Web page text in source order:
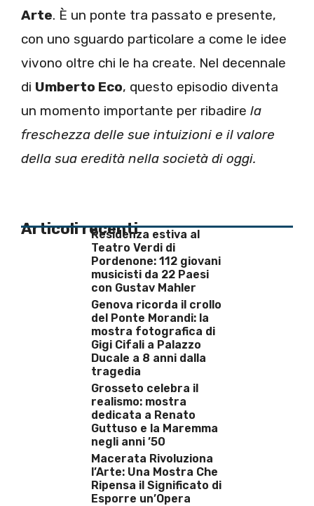
Arte. È un ponte tra passato e presente,
con uno sguardo particolare a come le idee
vivono oltre chi le ha create. Nel decennale
di Umberto Eco, questo episodio diventa
un momento importante per ribadire la
freschezza delle sue intuizioni e il valore
della sua eredità nella società di oggi.
Articoli recentiResidenza estiva al
Teatro Verdi di
Pordenone: 112 giovani
musicisti da 22 Paesi
con Gustav Mahler
Genova ricorda il crollo
del Ponte Morandi: la
mostra fotografica di
Gigi Cifali a Palazzo
Ducale a 8 anni dalla
tragedia
Grosseto celebra il
realismo: mostra
dedicata a Renato
Guttuso e la Maremma
negli anni ’50
Macerata Rivoluziona
l’Arte: Una Mostra Che
Ripensa il Significato di
Esporre un’Opera